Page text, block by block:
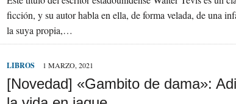
ficción, y su autor habla en ella, de forma velada, de una
la suya propia,…
LIBROS 1 MARZO, 2021
[Novedad] «Gambito de dama»: